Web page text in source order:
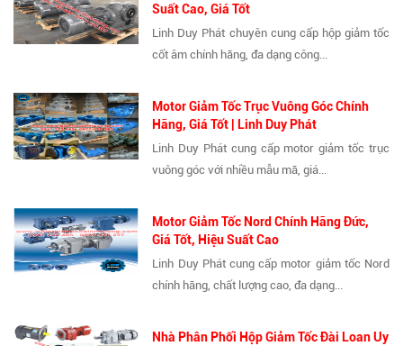
Suất Cao, Giá Tốt
Linh Duy Phát chuyên cung cấp hộp giảm tốc
cốt âm chính hãng, đa dạng công...
Motor Giảm Tốc Trục Vuông Góc Chính
Hãng, Giá Tốt | Linh Duy Phát
Linh Duy Phát cung cấp motor giảm tốc trục
vuông góc với nhiều mẫu mã, giá...
Motor Giảm Tốc Nord Chính Hãng Đức,
Giá Tốt, Hiệu Suất Cao
Linh Duy Phát cung cấp motor giảm tốc Nord
chính hãng, chất lượng cao, đa dạng...
Nhà Phân Phối Hộp Giảm Tốc Đài Loan Uy